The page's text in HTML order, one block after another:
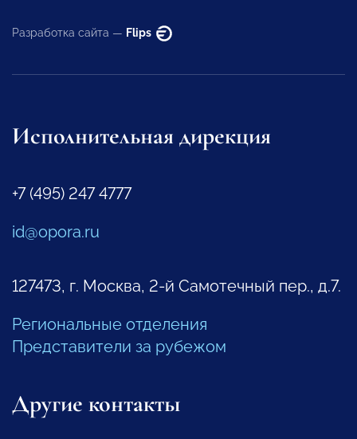
Разработка сайта — Flips
Исполнительная дирекция
+7 (495) 247 4777
id@opora.ru
127473, г. Москва, 2-й Самотечный пер., д.7.
Региональные отделения
Представители за рубежом
Другие контакты